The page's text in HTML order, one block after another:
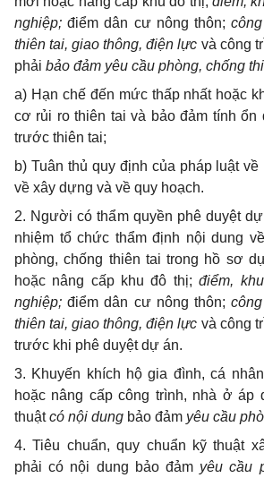
nghiệp; điểm dân cư nông thôn;
thiên tai, giao thông, điện lực và công
phải bảo đảm yêu cầu phòng, chống
a) Hạn chế đến mức thấp nhất hoặc
cơ rủi ro thiên tai và bảo đảm tính ổn
trước thiên tai;
b) Tuân thủ quy định của pháp luật
về xây dựng và về quy hoạch.
2. Người có thẩm quyền phê duyệt
nhiệm tổ chức thẩm định nội dung
phòng, chống thiên tai trong hồ sơ
hoặc nâng cấp khu đô thị;điểm,
nghiệp;điểm dân cư nông thôn;
thiên tai, giao thông, điện lực và công
trước khi phê duyệt dự án.
3. Khuyến khích hộ gia đình, cá
hoặc nâng cấp công trình, nhà ở áp
thuậtcó nội dung bảo đảm yêu cầu
4. Tiêu chuẩn, quy chuẩn kỹ thuật
phải có nội dung bảo đảm yêu cầu